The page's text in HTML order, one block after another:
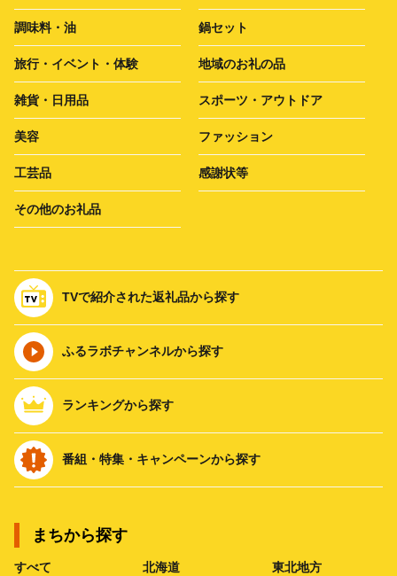
調味料・油 鍋セット
旅行・イベント・体験 地域のお礼の品
雑貨・日用品 スポーツ・アウトドア
美容 ファッション
工芸品 感謝状等
その他のお礼品
TVで紹介された返礼品から探す
ふるラボチャンネルから探す
ランキングから探す
番組・特集・キャンペーンから探す
まちから探す
すべて 北海道 東北地方